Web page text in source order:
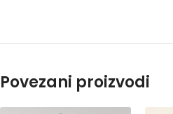
Povezani proizvodi